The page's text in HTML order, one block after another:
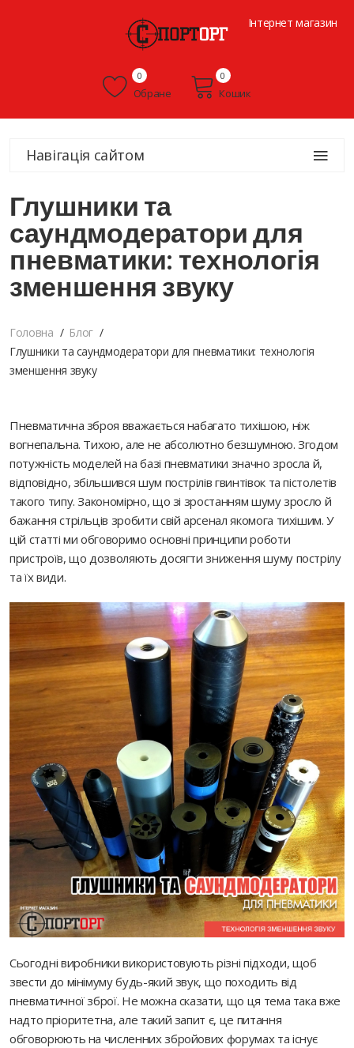
Інтернет магазин
Обране
0
Кошик
0
Навігація сайтом
Глушники та
саундмодератори для
пневматики: технологія
зменшення звуку
Головна
Блог
Глушники та саундмодератори для пневматики: технологія
зменшення звуку
Пневматична зброя вважається набагато тихішою, ніж
вогнепальна. Тихою, але не абсолютно безшумною. Згодом
потужність моделей на базі пневматики значно зросла й,
відповідно, збільшився шум пострілів гвинтівок та пістолетів
такого типу. Закономірно, що зі зростанням шуму зросло й
бажання стрільців зробити свій арсенал якомога тихішим. У
цій статті ми обговоримо основні принципи роботи
пристроїв, що дозволяють досягти зниження шуму пострілу
та їх види.
Сьогодні виробники використовують різні підходи, щоб
звести до мінімуму будь-який звук, що походить від
пневматичної зброї. Не можна сказати, що ця тема така вже
надто пріоритетна, але такий запит є, це питання
обговорюють на численних збройових форумах та існує